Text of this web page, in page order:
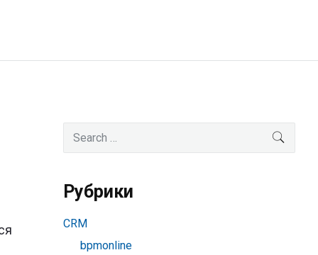
Primary
Sidebar
Search
Рубрики
CRM
bpmonline